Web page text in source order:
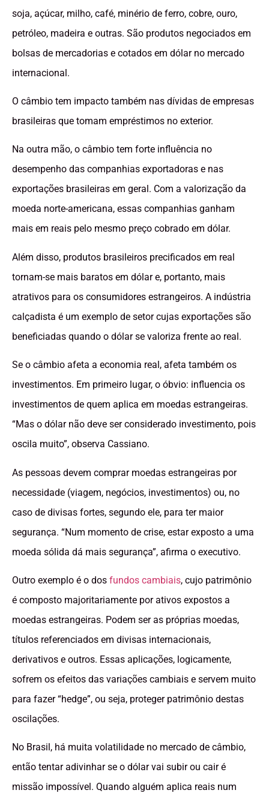
soja, açúcar, milho, café, minério de ferro, cobre, ouro,
petróleo, madeira e outras. São produtos negociados em
bolsas de mercadorias e cotados em dólar no mercado
internacional.
O câmbio tem impacto também nas dívidas de empresas
brasileiras que tomam empréstimos no exterior.
Na outra mão, o câmbio tem forte influência no
desempenho das companhias exportadoras e nas
exportações brasileiras em geral. Com a valorização da
moeda norte-americana, essas companhias ganham
mais em reais pelo mesmo preço cobrado em dólar.
Além disso, produtos brasileiros precificados em real
tornam-se mais baratos em dólar e, portanto, mais
atrativos para os consumidores estrangeiros. A indústria
calçadista é um exemplo de setor cujas exportações são
beneficiadas quando o dólar se valoriza frente ao real.
Se o câmbio afeta a economia real, afeta também os
investimentos. Em primeiro lugar, o óbvio: influencia os
investimentos de quem aplica em moedas estrangeiras.
“Mas o dólar não deve ser considerado investimento, pois
oscila muito”, observa Cassiano.
As pessoas devem comprar moedas estrangeiras por
necessidade (viagem, negócios, investimentos) ou, no
caso de divisas fortes, segundo ele, para ter maior
segurança. “Num momento de crise, estar exposto a uma
moeda sólida dá mais segurança”, afirma o executivo.
Outro exemplo é o dos fundos cambiais, cujo patrimônio
é composto majoritariamente por ativos expostos a
moedas estrangeiras. Podem ser as próprias moedas,
títulos referenciados em divisas internacionais,
derivativos e outros. Essas aplicações, logicamente,
sofrem os efeitos das variações cambiais e servem muito
para fazer “hedge”, ou seja, proteger patrimônio destas
oscilações.
No Brasil, há muita volatilidade no mercado de câmbio,
então tentar adivinhar se o dólar vai subir ou cair é
missão impossível. Quando alguém aplica reais num